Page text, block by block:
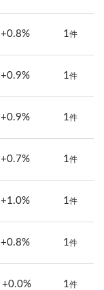
+0.8% 1 件
+0.9% 1 件
+0.9% 1 件
+0.7% 1 件
+1.0% 1 件
+0.8% 1 件
+0.0% 1 件